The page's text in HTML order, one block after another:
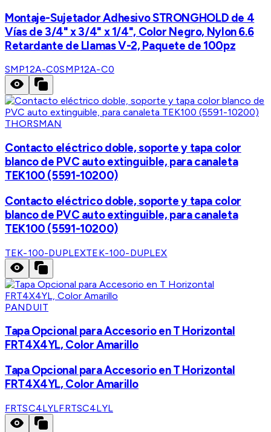
Montaje-Sujetador Adhesivo STRONGHOLD de 4
Vías de 3/4" x 3/4" x 1/4", Color Negro, Nylon 6.6
Retardante de Llamas V-2, Paquete de 100pz
SMP12A-C0SMP12A-C0
THORSMAN
Contacto eléctrico doble, soporte y tapa color
blanco de PVC auto extinguible, para canaleta
TEK100 (5591-10200)
Contacto eléctrico doble, soporte y tapa color
blanco de PVC auto extinguible, para canaleta
TEK100 (5591-10200)
TEK-100-DUPLEXTEK-100-DUPLEX
PANDUIT
Tapa Opcional para Accesorio en T Horizontal
FRT4X4YL, Color Amarillo
Tapa Opcional para Accesorio en T Horizontal
FRT4X4YL, Color Amarillo
FRTSC4LYLFRTSC4LYL